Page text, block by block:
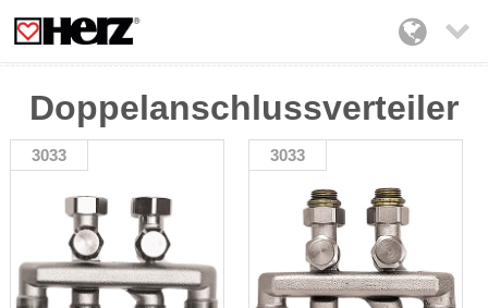

Doppelanschlussverteiler
3033 3033